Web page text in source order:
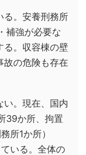
る。安養刑務所
補強が必要な
る。収容棟の壁
故の危険も存在
い。現在、国内
39か所、拘置
所1か所）
いる。全体の